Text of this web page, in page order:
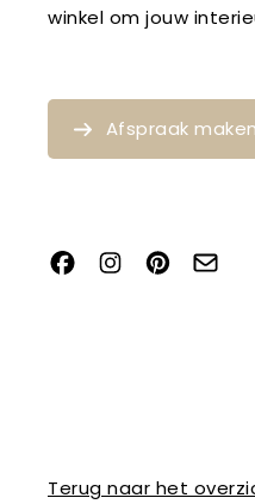
winkel om jouw
Afspraak
Terug naar het